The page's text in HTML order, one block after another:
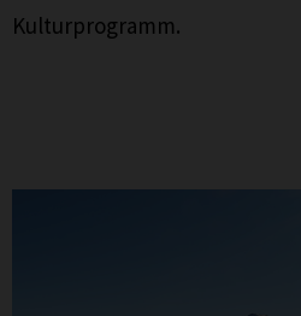
Kulturprogramm.